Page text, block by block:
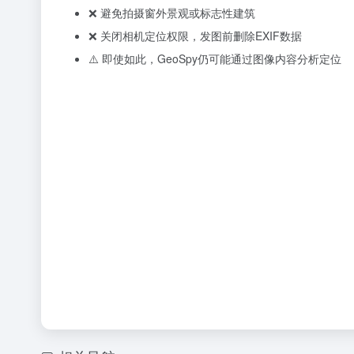
❌ 避免拍摄窗外景观或标志性建筑
❌ 关闭相机定位权限，发图前删除EXIF数据
⚠️ 即使如此，GeoSpy仍可能通过图像内容分析定位